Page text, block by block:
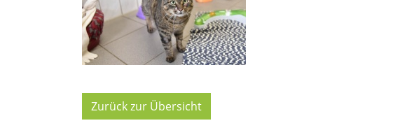
Zurück zur Übersicht